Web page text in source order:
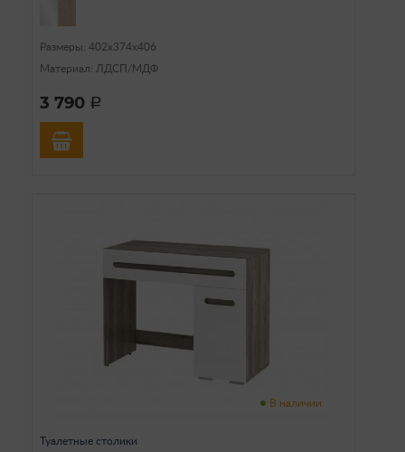
Размеры: 402х374х406
Материал: ЛДСП/МДФ
3 790 a
В наличии
Туалетные столики